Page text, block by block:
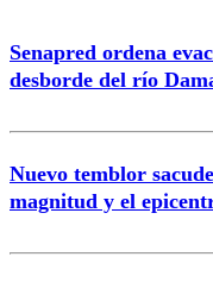
Senapred ordena
desborde del río
Nuevo temblor
magnitud y el